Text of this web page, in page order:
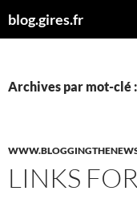
aublog.gires.fr
Archives par mot-clé
LINKS